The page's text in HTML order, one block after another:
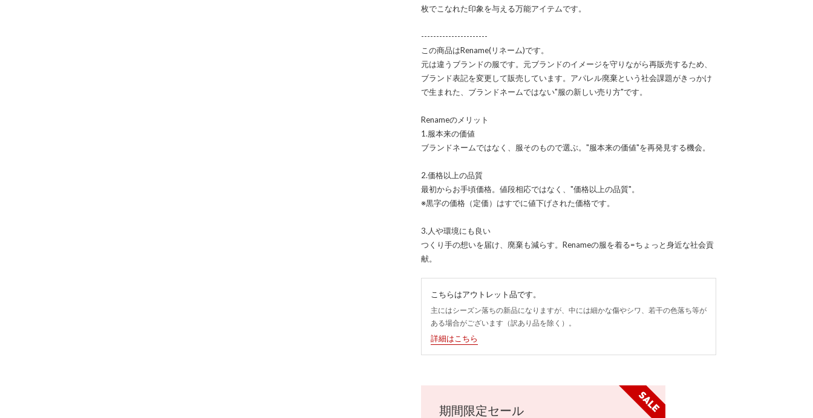
枚でこなれた印象を与える万能アイテムです。
----------------------
この商品はRename(リネーム)です。
元は違うブランドの服です。元ブランドのイメージを守りながら再販売するため、
ブランド表記を変更して販売しています。アパレル廃棄という社会課題がきっかけ
で生まれた、ブランドネームではない"服の新しい売り方"です。
Renameのメリット
1.服本来の価値
ブランドネームではなく、服そのもので選ぶ。"服本来の価値"を再発見する機会。
2.価格以上の品質
最初からお手頃価格。値段相応ではなく、"価格以上の品質"。
※黒字の価格（定価）はすでに値下げされた価格です。
3.人や環境にも良い
つくり手の想いを届け、廃棄も減らす。Renameの服を着る=ちょっと身近な社会貢
献。
こちらはアウトレット品です。
主にはシーズン落ちの新品になりますが、中には細かな傷やシワ、若干の色落ち等が
ある場合がございます（訳あり品を除く）。
詳細はこちら
期間限定セール